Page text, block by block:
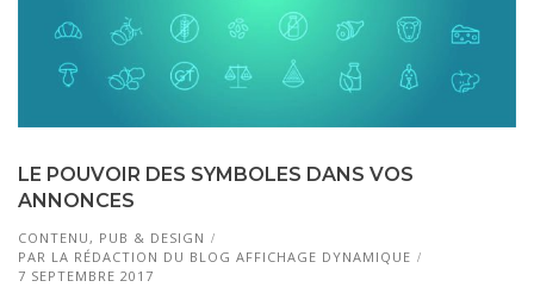
LE POUVOIR DES SYMBOLES DANS VOS
ANNONCES
CONTENU, PUB & DESIGN
PAR LA RÉDACTION DU BLOG AFFICHAGE DYNAMIQUE
7 SEPTEMBRE 2017